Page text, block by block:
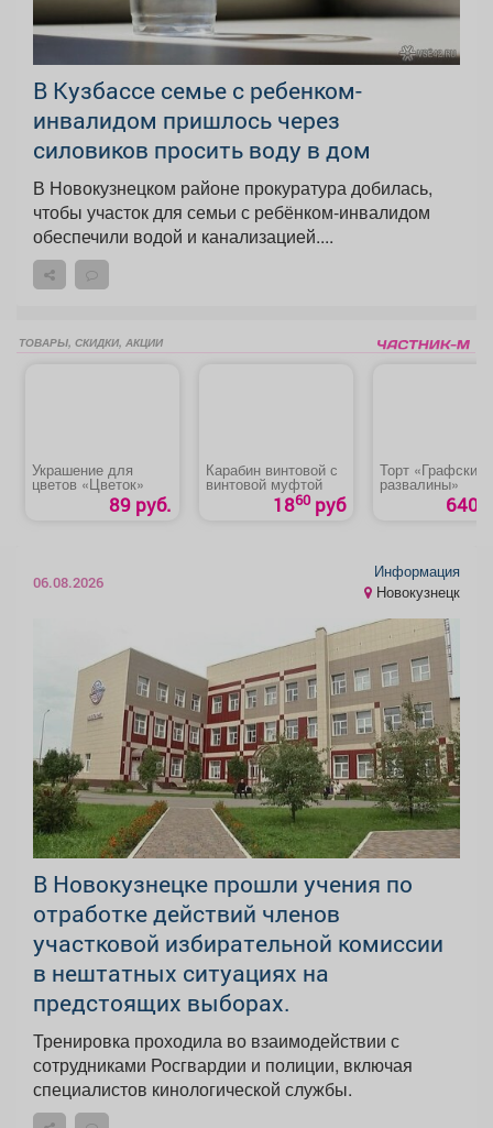
В Кузбассе семье с ребенком-
инвалидом пришлось через
силовиков просить воду в дом
В Новокузнецком районе прокуратура добилась,
чтобы участок для семьи с ребёнком-инвалидом
обеспечили водой и канализацией....
ТОВАРЫ, СКИДКИ, АКЦИИ
Украшение для
цветов «Цветок»
89 руб.
Карабин винтовой с
винтовой муфтой
1860 руб
Торт «Графские
развалины»
640
06.08.2026
Информация
Новокузнецк
В Новокузнецке прошли учения по
отработке действий членов
участковой избирательной комиссии
в нештатных ситуациях на
предстоящих выборах.
Тренировка проходила во взаимодействии с
сотрудниками Росгвардии и полиции, включая
специалистов кинологической службы.